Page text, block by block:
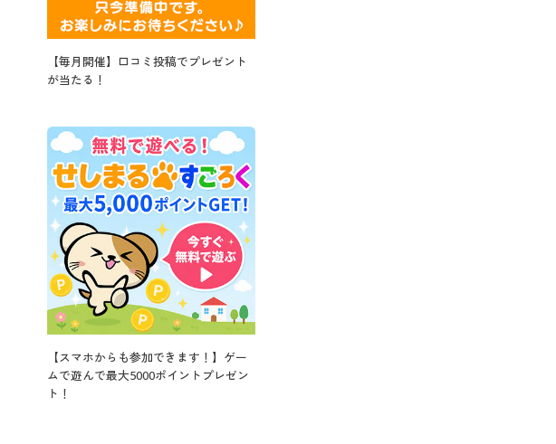
【毎月開催】口コミ投稿でプレゼント
が当たる！
【スマホからも参加できます！】ゲー
ムで遊んで最大5000ポイントプレゼン
ト！